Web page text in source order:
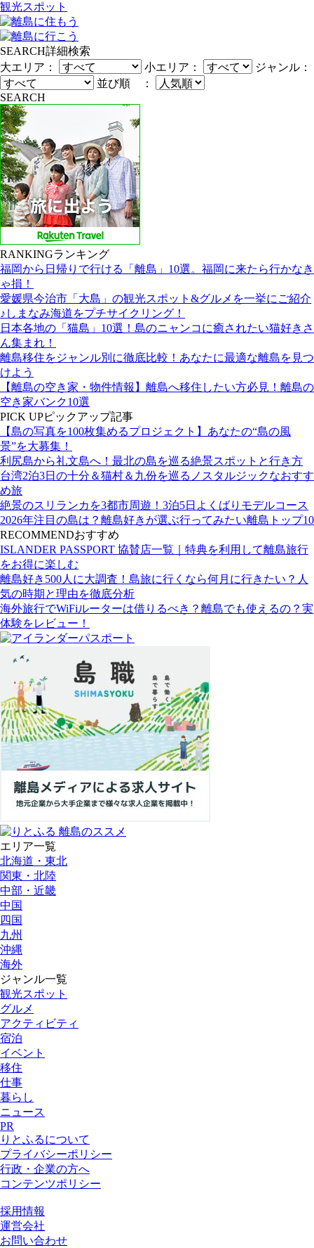
観光スポット
SEARCH詳細検索
大エリア：
小エリア：
ジャンル：
並び順 ：
SEARCH
RANKINGランキング
福岡から日帰りで行ける「離島」10選。福岡に来たら行かなき
ゃ損！
愛媛県今治市「大島」の観光スポット&グルメを一挙にご紹介
♪しまなみ海道をプチサイクリング！
日本各地の「猫島」10選！島のニャンコに癒されたい猫好きさ
ん集まれ！
離島移住をジャンル別に徹底比較！あなたに最適な離島を見つ
けよう
【離島の空き家・物件情報】離島へ移住したい方必見！離島の
空き家バンク10選
PICK UPピックアップ記事
【島の写真を100枚集めるプロジェクト】あなたの“島の風
景”を大募集！
利尻島から礼文島へ！最北の島を巡る絶景スポットと行き方
台湾2泊3日の十分＆猫村＆九份を巡るノスタルジックなおすす
め旅
絶景のスリランカを3都市周遊！3泊5日よくばりモデルコース
2026年注目の島は？離島好きが選ぶ行ってみたい離島トップ10
RECOMMENDおすすめ
ISLANDER PASSPORT 協賛店一覧｜特典を利用して離島旅行
をお得に楽しむ
離島好き500人に大調査！島旅に行くなら何月に行きたい？人
気の時期と理由を徹底分析
海外旅行でWiFiルーターは借りるべき？離島でも使えるの？実
体験をレビュー！
エリア一覧
北海道・東北
関東・北陸
中部・近畿
中国
四国
九州
沖縄
海外
ジャンル一覧
観光スポット
グルメ
アクティビティ
宿泊
イベント
移住
仕事
暮らし
ニュース
PR
りとふるについて
プライバシーポリシー
行政・企業の方へ
コンテンツポリシー
採用情報
運営会社
お問い合わせ